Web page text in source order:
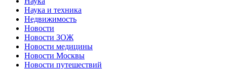
Наука и техника
Недвижимость
Новости
Новости ЗОЖ
Новости медицины
Новости Москвы
Новости путешествий